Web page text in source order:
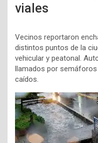
viales
Vecinos reportaron
distintos puntos de la
vehicular y peatonal.
llamados por
caídos.